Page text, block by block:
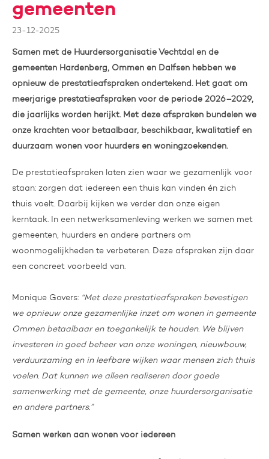
gemeenten
23-12-2025
Samen met de Huurdersorganisatie Vechtdal en de
gemeenten Hardenberg, Ommen en Dalfsen hebben we
opnieuw de prestatieafspraken ondertekend. Het gaat om
meerjarige prestatieafspraken voor de periode 2026–2029,
die jaarlijks worden herijkt. Met deze afspraken bundelen we
onze krachten voor betaalbaar, beschikbaar, kwalitatief en
duurzaam wonen voor huurders en woningzoekenden.
De prestatieafspraken laten zien waar we gezamenlijk voor
staan: zorgen dat iedereen een thuis kan vinden én zich
thuis voelt. Daarbij kijken we verder dan onze eigen
kerntaak. In een netwerksamenleving werken we samen met
gemeenten, huurders en andere partners om
woonmogelijkheden te verbeteren. Deze afspraken zijn daar
een concreet voorbeeld van.
Monique Govers: “Met deze prestatieafspraken bevestigen
we opnieuw onze gezamenlijke inzet om wonen in gemeente
Ommen betaalbaar en toegankelijk te houden. We blijven
investeren in goed beheer van onze woningen, nieuwbouw,
verduurzaming en in leefbare wijken waar mensen zich thuis
voelen. Dat kunnen we alleen realiseren door goede
samenwerking met de gemeente, onze huurdersorganisatie
en andere partners.”
Samen werken aan wonen voor iedereen